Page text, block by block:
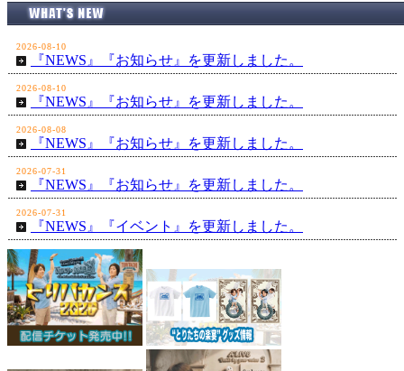
2026-08-10
『NEWS』『お知らせ』を更新しました。
2026-08-10
『NEWS』『お知らせ』を更新しました。
2026-08-08
『NEWS』『お知らせ』を更新しました。
2026-07-31
『NEWS』『お知らせ』を更新しました。
2026-07-31
『NEWS』『イベント』を更新しました。